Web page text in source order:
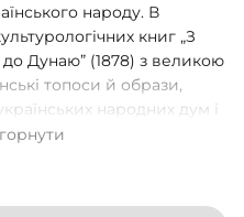
народу. В
книг „З
до Дунаю” (1878) з великою
топоси й образи,
народних дум і
сторінки історії
Тараса Шевченка.